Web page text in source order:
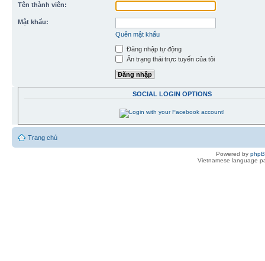
Tên thành viên:
Mật khẩu:
Quên mật khẩu
Đăng nhập tự động
Ẩn trạng thái trực tuyến của tôi
SOCIAL LOGIN OPTIONS
Trang chủ
Powered by
Vietnamese language